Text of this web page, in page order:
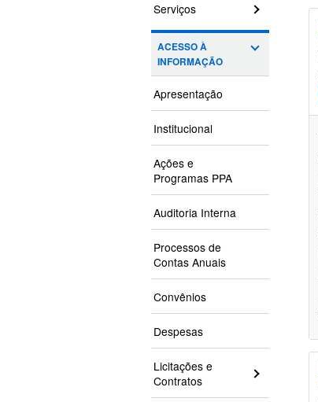
Serviços
ACESSO À
INFORMAÇÃO
Apresentação
Institucional
Ações e
Programas PPA
Auditoria Interna
Processos de
Contas Anuais
Convênios
Despesas
Licitações e
Contratos